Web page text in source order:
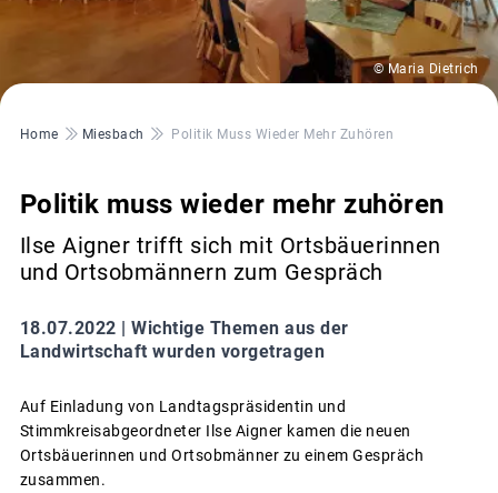
© Maria Dietrich
Pfadnavigation
Home Miesbach Politik Muss Wieder Mehr Zuhören
Politik muss wieder mehr zuhören
Ilse Aigner trifft sich mit Ortsbäuerinnen
und Ortsobmännern zum Gespräch
18.07.2022 | Wichtige Themen aus der
Landwirtschaft wurden vorgetragen
Auf Einladung von Landtagspräsidentin und
Stimmkreisabgeordneter Ilse Aigner kamen die neuen
Ortsbäuerinnen und Ortsobmänner zu einem Gespräch
zusammen.